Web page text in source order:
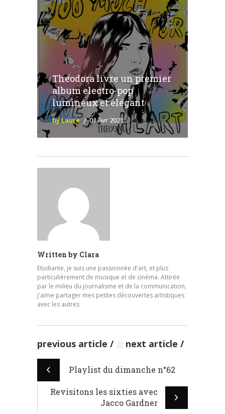
Theodora livre un premier
album electro-pop
lumineux et élégant
by Laure 01 Avr 2021
Written by Clara
Etudiante, je suis une passionnée d'art, et plus
particulièrement de musique et de cinéma. Attirée
par le milieu du journalisme et de la communication,
j'aime partager mes petites découvertes artistiques
avec les autres.
previous article next article
Playlist du dimanche n°62
Revisitons les sixties avec
Jacco Gardner